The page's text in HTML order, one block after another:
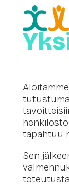
tapahtuu
Sen